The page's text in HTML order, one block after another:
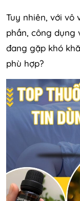
Tuy nhiên, với vô
phần, công dụng
đang gặp khó
phù hợp?